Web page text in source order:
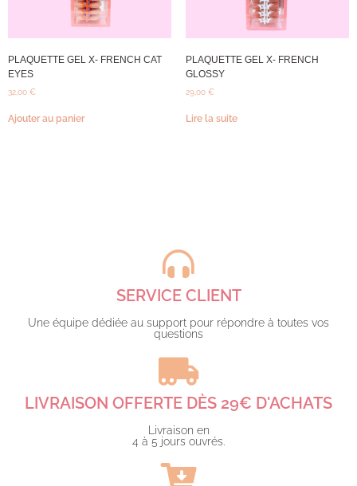
PLAQUETTE GEL X- FRENCH CAT
EYES
32,00 €
Ajouter au panier
PLAQUETTE GEL X- FRENCH
GLOSSY
29,00 €
Lire la suite
SERVICE CLIENT
Une équipe dédiée au support pour répondre à toutes vos
questions​
LIVRAISON OFFERTE DÈS 29€ D'ACHATS​
Livraison en
4 à 5 jours ouvrés.​